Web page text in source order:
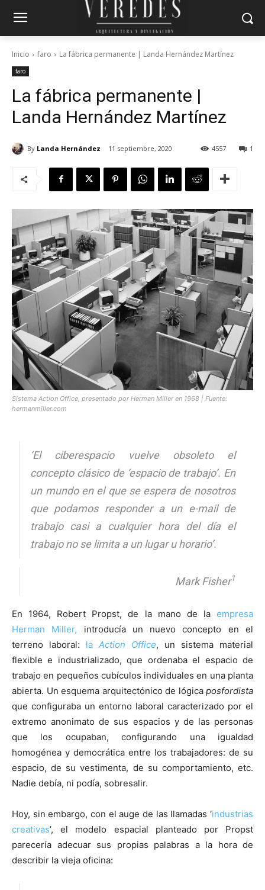
Inicio faro La fábrica permanente | Landa Hernández Martínez
faro
La fábrica permanente |
Landa Hernández Martínez
By Landa Hernández 11 septiembre, 2020 1
4557
Sistema Action Office, presentado por Herman Miller en 1968 | Fuente:
hermanmiller.com
‘El ciberespacio vuelve obsoleto el
concepto clásico de ‘espacio de trabajo’. En
un mundo en el que se espera de nosotros
que podamos responder a un e-mailde
trabajo casi a cualquier hora del día el
trabajo no se limita a un lugar u horario’.
Mark Fisher1
En 1964, Robert Propst, de la mano de laempresa
Herman Miller, introducía un nuevo concepto en el
terreno laboral: la Action Office, un sistema material
flexible e industrializado, que ordenaba el espacio de
trabajo en pequeños cubículos individuales en una planta
abierta. Un esquema arquitectónico de lógica posfordista
que configuraba un entorno laboral caracterizado por el
extremo anonimato de sus espacios y de las personas
que los ocupaban, configurando una igualdad
homogénea y democrática entre los trabajadores: de su
espacio, de su vestimenta, de su comportamiento, etc.
Nadie debía, ni podía, sobresalir.
Hoy, sin embargo, con el auge de las llamadas ‘industrias
creativas’, el modelo espacial planteado por Propst
parecería adecuar sus propias palabras a la hora de
describir la vieja oficina: